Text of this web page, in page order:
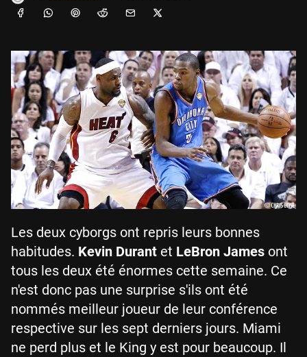
Les deux cyborgs ont repris leurs bonnes
habitudes. Kevin Durant et LeBron James ont
tous les deux été énormes cette semaine. Ce
n'est donc pas une surprise s'ils ont été
nommés meilleur joueur de leur conférence
respective sur les sept derniers jours. Miami
ne perd plus et le King y est pour beaucoup. Il